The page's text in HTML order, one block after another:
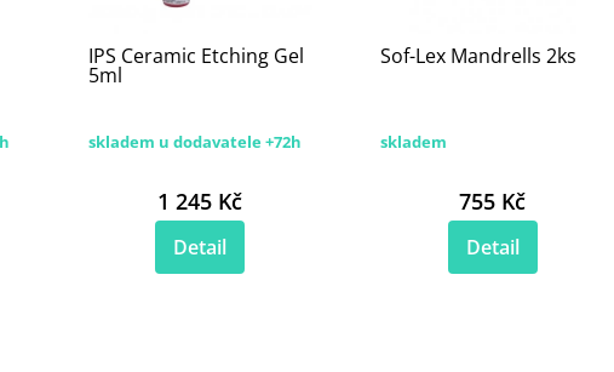
IPS Ceramic Etching Gel
5ml
skladem u dodavatele +72h
1 245 Kč
Detail
Sof-Lex Mandrells 2ks
skladem
755 Kč
Detail